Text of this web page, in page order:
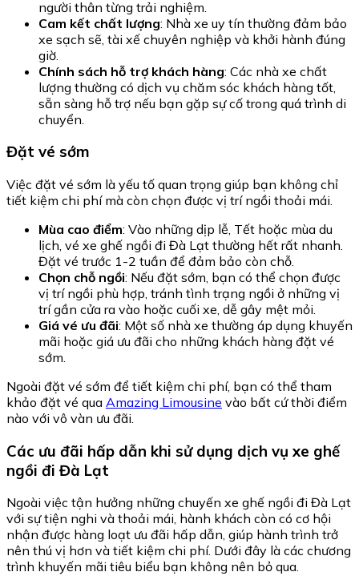
người thân từng trải nghiệm.
Cam kết chất lượng: Nhà xe uy tín thường đảm bảo
xe sạch sẽ, tài xế chuyên nghiệp và khởi hành đúng
giờ.
Chính sách hỗ trợ khách hàng: Các nhà xe chất
lượng thường có dịch vụ chăm sóc khách hàng tốt,
sẵn sàng hỗ trợ nếu bạn gặp sự cố trong quá trình di
chuyển.
Đặt vé sớm
Việc đặt vé sớm là yếu tố quan trọng giúp bạn không chỉ
tiết kiệm chi phí mà còn chọn được vị trí ngồi thoải mái.
Mùa cao điểm: Vào những dịp lễ, Tết hoặc mùa du
lịch, vé xe ghế ngồi đi Đà Lạt thường hết rất nhanh.
Đặt vé trước 1-2 tuần để đảm bảo còn chỗ.
Chọn chỗ ngồi: Nếu đặt sớm, bạn có thể chọn được
vị trí ngồi phù hợp, tránh tình trạng ngồi ở những vị
trí gần cửa ra vào hoặc cuối xe, dễ gây mệt mỏi.
Giá vé ưu đãi: Một số nhà xe thường áp dụng khuyến
mãi hoặc giá ưu đãi cho những khách hàng đặt vé
sớm.
Ngoài đặt vé sớm để tiết kiệm chi phí, bạn có thể tham
khảo đặt vé qua Amazing Limousine vào bất cứ thời điểm
nào với vô vàn ưu đãi.
Các ưu đãi hấp dẫn khi sử dụng dịch vụ xe ghế
ngồi đi Đà Lạt
Ngoài việc tận hưởng những chuyến xe ghế ngồi đi Đà Lạt
với sự tiện nghi và thoải mái, hành khách còn có cơ hội
nhận được hàng loạt ưu đãi hấp dẫn, giúp hành trình trở
nên thú vị hơn và tiết kiệm chi phí. Dưới đây là các chương
trình khuyến mãi tiêu biểu bạn không nên bỏ qua.